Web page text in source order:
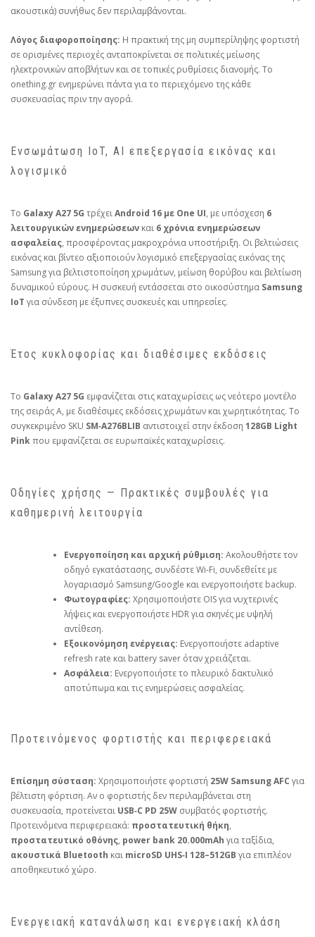
ακουστικά) συνήθως δεν περιλαμβάνονται.
Λόγος διαφοροποίησης: Η πρακτική της μη συμπερίληψης φορτιστή
σε ορισμένες περιοχές ανταποκρίνεται σε πολιτικές μείωσης
ηλεκτρονικών αποβλήτων και σε τοπικές ρυθμίσεις διανομής. Το
onething.gr ενημερώνει πάντα για το περιεχόμενο της κάθε
συσκευασίας πριν την αγορά.
Ενσωμάτωση IoT, AI επεξεργασία εικόνας και
λογισμικό
Το Galaxy A27 5G τρέχειAndroid 16 με One UI, με υπόσχεση 6
λειτουργικών ενημερώσεων και 6 χρόνια ενημερώσεων
ασφαλείας, προσφέροντας μακροχρόνια υποστήριξη. Οι βελτιώσεις
εικόνας και βίντεο αξιοποιούν λογισμικό επεξεργασίας εικόνας της
Samsung για βελτιστοποίηση χρωμάτων, μείωση θορύβου και βελτίωση
δυναμικού εύρους. Η συσκευή εντάσσεται στο οικοσύστημα Samsung
IoT για σύνδεση με έξυπνες συσκευές και υπηρεσίες.
Έτος κυκλοφορίας και διαθέσιμες εκδόσεις
Το Galaxy A27 5G εμφανίζεται στις καταχωρίσεις ως νεότερο μοντέλο
της σειράς A, με διαθέσιμες εκδόσεις χρωμάτων και χωρητικότητας. Το
συγκεκριμένο SKU SM‑A276BLIB αντιστοιχεί στην έκδοση 128GB Light
Pinkπου εμφανίζεται σε ευρωπαϊκές καταχωρίσεις.
Οδηγίες χρήσης — Πρακτικές συμβουλές για
καθημερινή λειτουργία
Ενεργοποίηση και αρχική ρύθμιση: Ακολουθήστε τον
οδηγό εγκατάστασης, συνδέστε Wi‑Fi, συνδεθείτε με
λογαριασμό Samsung/Google και ενεργοποιήστε backup.
Φωτογραφίες: Χρησιμοποιήστε OIS για νυχτερινές
λήψεις και ενεργοποιήστε HDR για σκηνές με υψηλή
αντίθεση.
Εξοικονόμηση ενέργειας: Ενεργοποιήστε adaptive
refresh rate και battery saver όταν χρειάζεται.
Ασφάλεια: Ενεργοποιήστε το πλευρικό δακτυλικό
αποτύπωμα και τις ενημερώσεις ασφαλείας.
Προτεινόμενος φορτιστής και περιφερειακά
Επίσημη σύσταση: Χρησιμοποιήστε φορτιστή 25W Samsung AFC για
βέλτιστη φόρτιση. Αν ο φορτιστής δεν περιλαμβάνεται στη
συσκευασία, προτείνεται USB‑C PD 25W συμβατός φορτιστής.
Προτεινόμενα περιφερειακά: προστατευτική θήκη,
προστατευτικό οθόνης, power bank 20.000mAh για ταξίδια,
ακουστικά Bluetooth και microSD UHS‑I 128–512GB για επιπλέον
αποθηκευτικό χώρο.
Ενεργειακή κατανάλωση και ενεργειακή κλάση